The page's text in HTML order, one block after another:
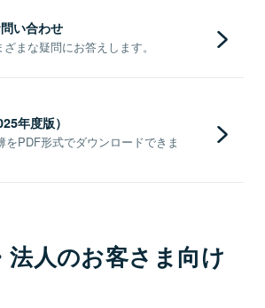
い合わせ
まな疑問にお答えします。
年度版）
をPDF形式でダウンロードできま
法人のお客さま向け